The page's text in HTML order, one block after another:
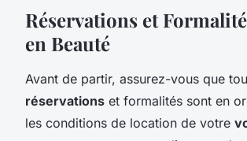
Réservations et
en Beauté
Avant de partir, assurez-vous que
réservations et formalités sont en
les conditions de location de votre